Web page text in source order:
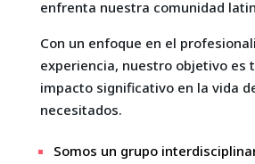
enfrenta nuestra comunidad
Con un enfoque en el
experiencia, nuestro objetivo es
impacto significativo en la vida
necesitados.
Somos un grupo